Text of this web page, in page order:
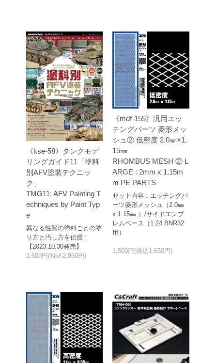
《kse-58》タンクモデ
リングガイド11「塗料
別AFV塗装テクニッ
ク」
TMG11: AFV Painting T
echniques by Paint Typ
e
異なる性質の塗料ごとの塗
り方と汚し方を伝授！
【2023.10.30発売】
2,600円(税込2,860円)
《mdf-155》汎用エッ
チングパーツ 菱形メッ
シュ② 低密度 2.0㎜×1.
15㎜
RHOMBUS MESH ② L
ARGE : 2mm x 1.15m
m PE PARTS
セット内容：エッチングパ
ーツ菱形メッシュ（2.0㎜
x 1.15㎜ ）/サイドエンブ
レムベース（1:24 BNR32
用）
1,500円(税込1,650円)